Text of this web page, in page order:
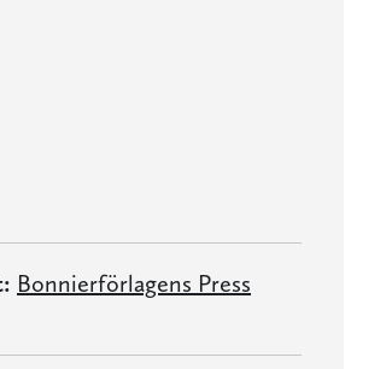
Bonnierförlagens Press